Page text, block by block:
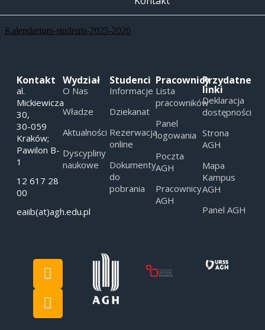
Kalendarium-studenta-2025-2026
Kontakt
al.
Mickiewicza
30,
30-059
Kraków;
Pawilon B-
1
12 617 28
00
eaiib(at)agh.edu.pl
Wydział
O Nas
Władze
Aktualności
Dyscypliny
naukowe
Studenci
Informacje
Dziekanat
Rezerwacja
online
Dokumenty
do
pobrania
Pracownicy
Lista
pracowników
Panel
logowania
Poczta
AGH
Pracownicy
AGH
Przydatne
linki
Deklaracja
dostępności
Strona
AGH
Mapa
Kampus
AGH
Panel AGH